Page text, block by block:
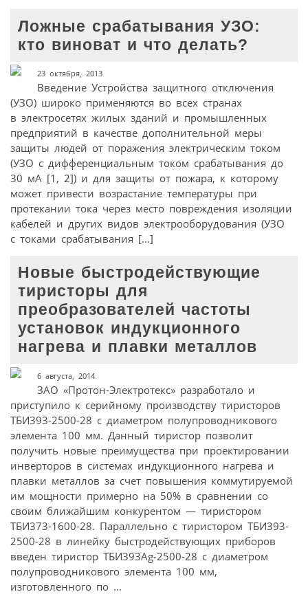
Ложные срабатывания УЗО:
кто виноват и что делать?
23 октября, 2013
Введение Устройства защитного отключения
(УЗО) широко применяются во всех странах
в электросетях жилых зданий и промышленных
предприятий в качестве дополнительной меры
защиты людей от поражения электрическим током
(УЗО с дифференциальным током срабатывания до
30 мА [1, 2]) и для защиты от пожара, к которому
может привести возрастание температуры при
протекании тока через место повреждения изоляции
кабелей и других видов электрооборудования (УЗО
с токами срабатывания […]
Новые быстродействующие
тиристоры для
преобразователей частоты
установок индукционного
нагрева и плавки металлов
6 августа, 2014
ЗАО «Протон-Электротекс» разработало и
приступило к серийному производству тиристоров
ТБИ393-2500-28 с диаметром полупроводникового
элемента 100 мм. Данный тиристор позволит
получить новые преимущества при проектировании
инверторов в системах индукционного нагрева и
плавки металлов за счет повышения коммутируемой
им мощности примерно на 50% в сравнении со
своим ближайшим конкурентом — тиристором
ТБИ373-1600-28. Параллельно с тиристором ТБИ393-
2500-28 в линейку быстродействующих приборов
введен тиристор ТБИ393Ag-2500-28 с диаметром
полупроводникового элемента 100 мм,
изготовленного по ...